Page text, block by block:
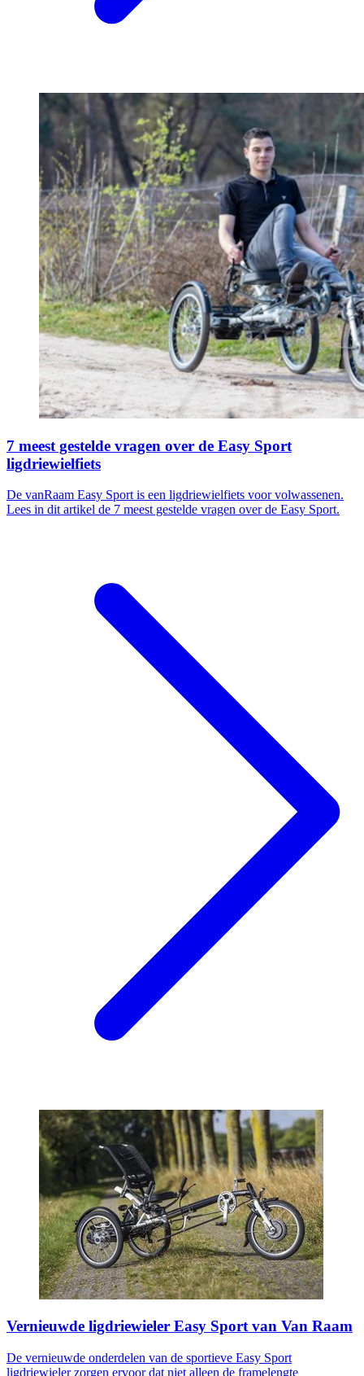
7 meest gestelde vragen over de Easy Sport
ligdriewielfiets
De vanRaam Easy Sport is een ligdriewielfiets voor volwassenen.
Lees in dit artikel de 7 meest gestelde vragen over de Easy Sport.
Vernieuwde ligdriewieler Easy Sport van Van Raam
De vernieuwde onderdelen van de sportieve Easy Sport
ligdriewieler zorgen ervoor dat niet alleen de framelengte